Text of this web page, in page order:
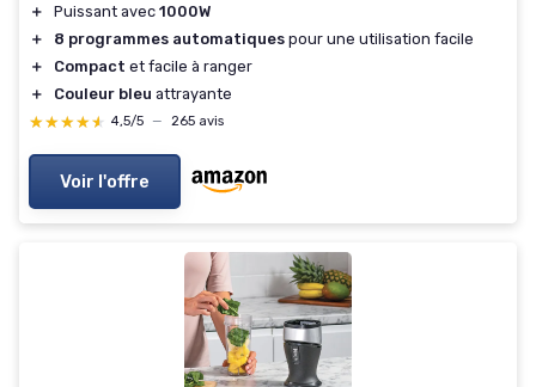
＋ Puissant avec 1000W
＋
8 programmes automatiques pour une utilisation facile
＋
Compact et facile à ranger
＋
Couleur bleu attrayante
★★★★★
★★★★★ 4,5/5 — 265 avis
Voir l'offre